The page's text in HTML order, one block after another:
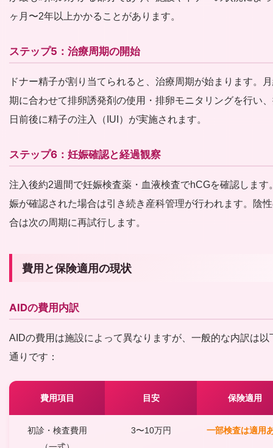
ヶ月〜2年以上かかることがあります。
ステップ5：治療周期の開始
ドナー精子が割り当てられると、治療周期が始まります。
期に合わせて排卵誘発剤の使用・排卵モニタリングを行い
日前後に精子の注入（IUI）が実施されます。
ステップ6：妊娠確認と経過観察
注入後約2週間で妊娠検査薬・血液検査でhCGを確認します
娠が確認された場合は引き続き産科管理が行われます。陰
合は次の周期に再試行します。
費用と保険適用の現状
AIDの費用内訳
AIDの費用は施設によって異なりますが、一般的な内訳は以
通りです：
費用項目 目安 保険適用
初診・検査費用
3〜10万円 一部検査は適用